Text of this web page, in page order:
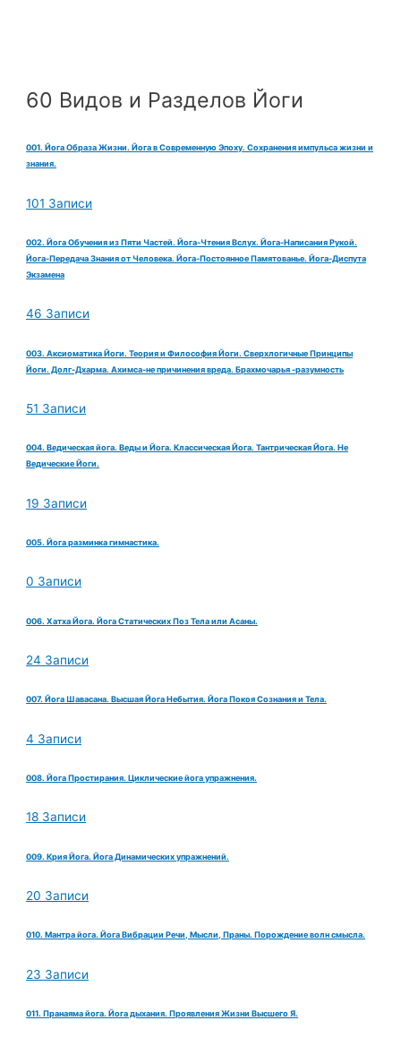
60 Видов и Разделов Йоги
001. Йога Образа Жизни. Йога в Современную Эпоху. Сохранения импульса жизни и
знания.
101 Записи
002. Йога Обучения из Пяти Частей. Йога-Чтения Вслух. Йога-Написания Рукой.
Йога-Передача Знания от Человека. Йога-Постоянное Памятованье. Йога-Диспута
Экзамена
46 Записи
003. Аксиоматика Йоги. Теория и Философия Йоги. Сверхлогичные Принципы
Йоги. Долг-Дхарма. Ахимса-не причинения вреда. Брахмочарья -разумность
51 Записи
004. Ведическая йога. Веды и Йога. Классическая Йога. Тантрическая Йога. Не
Ведические Йоги.
19 Записи
005. Йога разминка гимнастика.
0 Записи
006. Хатха Йога. Йога Статических Поз Тела или Асаны.
24 Записи
007. Йога Шавасана. Высшая Йога Небытия. Йога Покоя Сознания и Тела.
4 Записи
008. Йога Простирания. Циклические йога упражнения.
18 Записи
009. Крия Йога. Йога Динамических упражнений.
20 Записи
010. Мантра йога. Йога Вибрации Речи, Мысли, Праны. Порождение волн смысла.
23 Записи
011. Пранаяма йога. Йога дыхания. Проявления Жизни Высшего Я.